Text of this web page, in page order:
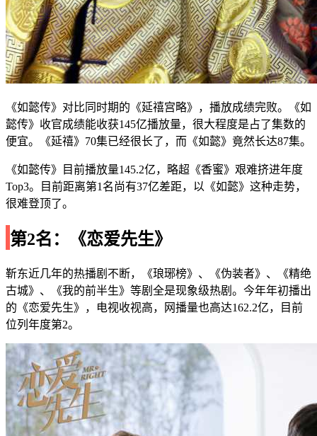
《如懿传》对比同时期的《延禧宫略》，播放成绩完败。《如
懿传》收官成绩能收获145亿播放量，很大程度是占了集数的
便宜。《延禧》70集已经很长了，而《如懿》竟然长达87集。
《如懿传》目前播放量145.2亿，略超《香蜜》艰难挤进年度
Top3。目前距离第1名尚有37亿差距，以《如懿》这种走势，
很难登顶了。
第2名：《恋爱先生》
靳东近几年的热播剧不断，《琅琊榜》、《伪装者》、《精绝
古城》、《我的前半生》等剧全是现象级热剧。今年年初播出
的《恋爱先生》，电视收视高，网播量也高达162.2亿，目前
位列年度第2。